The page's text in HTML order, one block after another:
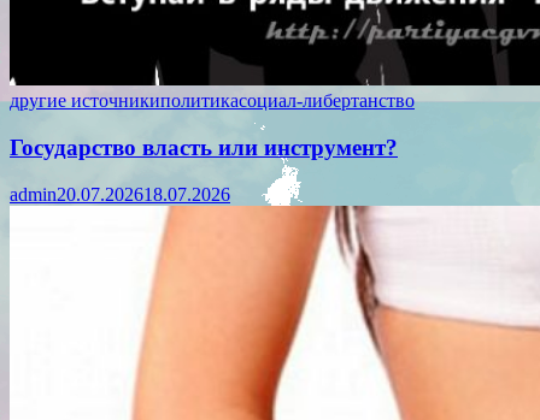
другие источникиполитикасоциал-либертанство
Государство власть или инструмент?
admin20.07.202618.07.2026